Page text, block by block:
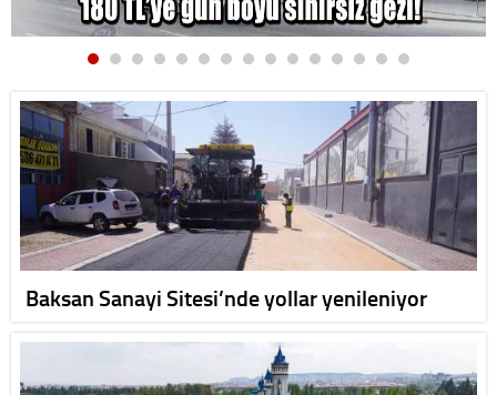
Baksan Sanayi Sitesi’nde yollar yenileniyor